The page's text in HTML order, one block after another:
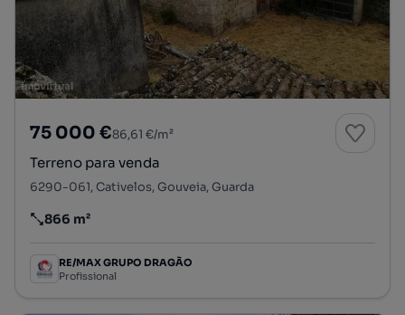
75 000 €86,61 €/m²
Terreno para venda
6290-061, Cativelos, Gouveia, Guarda
Preço por metro quadrado
866 m²
RE/MAX GRUPO DRAGÃO
Profissional